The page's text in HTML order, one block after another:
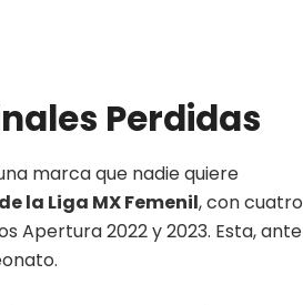
Perdidas
marca que nadie quiere
la Liga MX Femenil, con cuatro
Apertura 2022 y 2023. Esta, ante